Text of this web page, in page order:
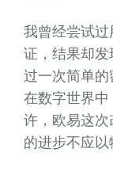
我曾经尝试
证，结果却
过一次简单
在数字世界
许，欧易这
的进步不应以